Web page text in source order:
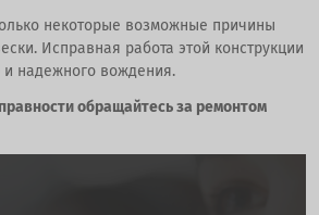
некоторые возможные причины
Исправная работа этой конструкции
надежного вождения.
обращайтесь за ремонтом